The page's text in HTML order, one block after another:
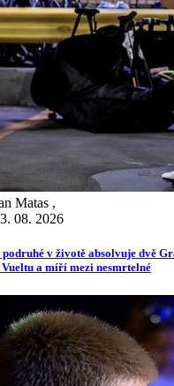
Matas ,
08. 2026
v životě absolvuje dvě
a míří mezi nesmrtelné